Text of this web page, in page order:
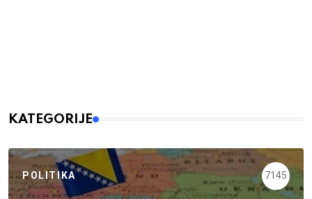
KATEGORIJE
POLITIKA 7145